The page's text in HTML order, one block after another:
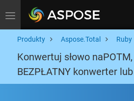
Toggle navigation
Produkty Aspose.Total Ruby
Konwertuj słowo
BEZPŁATNY konwerter